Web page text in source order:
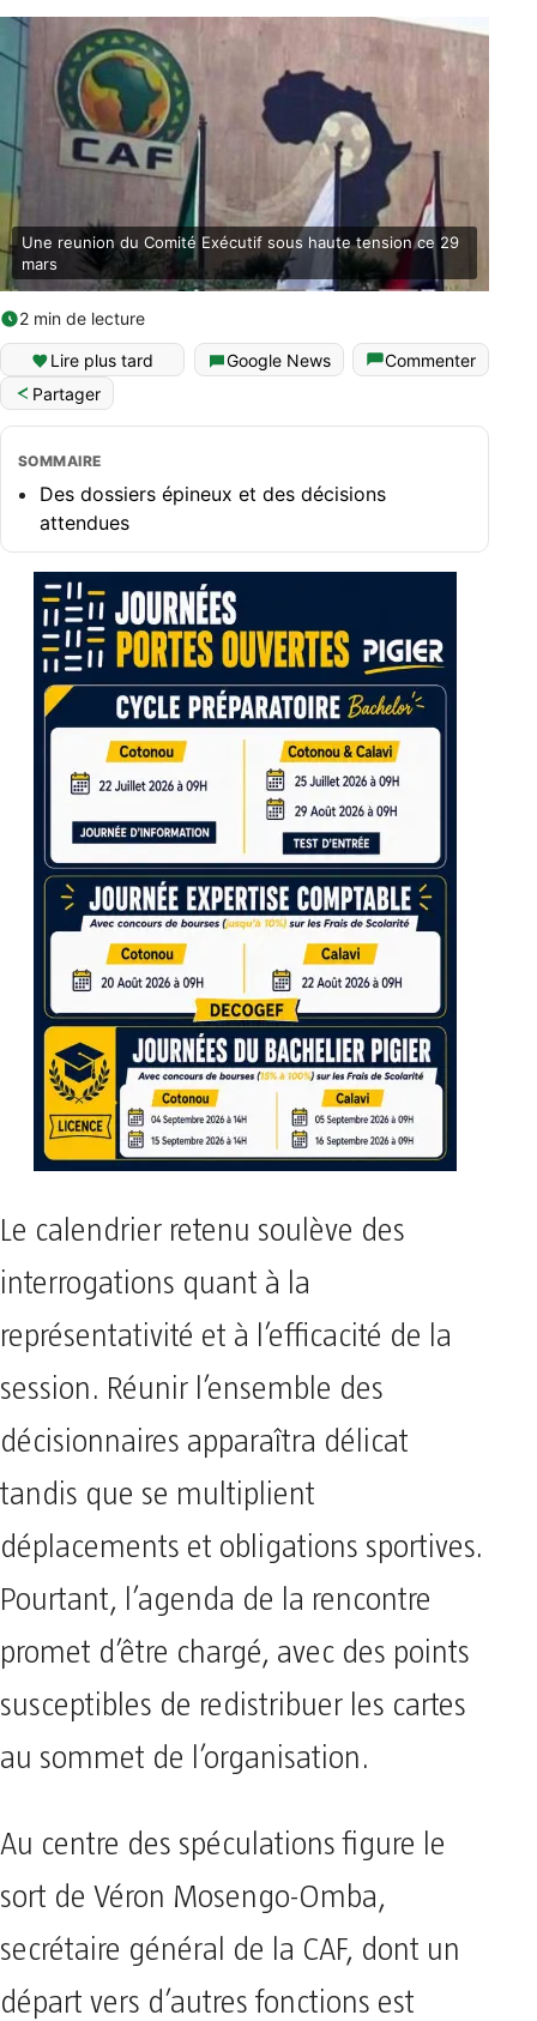
Une reunion du Comité Exécutif sous haute tension ce 29
mars
2 min de lecture
Lire plus tard Google News
Commenter
Partager
SOMMAIRE
Des dossiers épineux et des décisions
attendues
Le calendrier retenu soulève des
interrogations quant à la
représentativité et à l’efficacité de la
session. Réunir l’ensemble des
décisionnaires apparaîtra délicat
tandis que se multiplient
déplacements et obligations sportives.
Pourtant, l’agenda de la rencontre
promet d’être chargé, avec des points
susceptibles de redistribuer les cartes
au sommet de l’organisation.
Au centre des spéculations figure le
sort de Véron Mosengo-Omba,
secrétaire général de la CAF, dont un
départ vers d’autres fonctions est